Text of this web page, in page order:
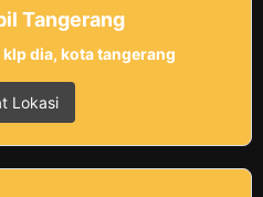
Tangerang
dia, kota tangerang
Lokasi